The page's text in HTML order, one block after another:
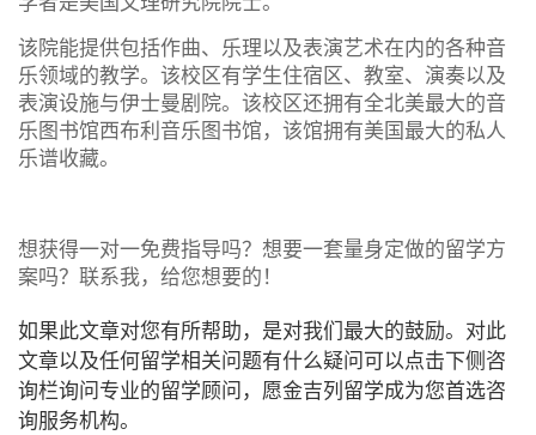
该院能提供包括作曲、乐理以及表演艺术在内的各种音
乐领域的教学。该校区有学生住宿区、教室、演奏以及
表演设施与伊士曼剧院。该校区还拥有全北美最大的音
乐图书馆西布利音乐图书馆，该馆拥有美国最大的私人
乐谱收藏。
想获得一对一免费指导吗？想要一套量身定做的留学方
案吗？联系我，给您想要的！
如果此文章对您有所帮助，是对我们最大的鼓励。对此
文章以及任何留学相关问题有什么疑问可以点击下侧咨
询栏询问专业的留学顾问，愿金吉列留学成为您首选咨
询服务机构。